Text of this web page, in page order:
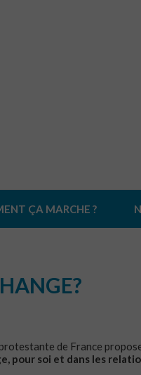
ÇA MARCHE ?
de France
pour soi et dans les